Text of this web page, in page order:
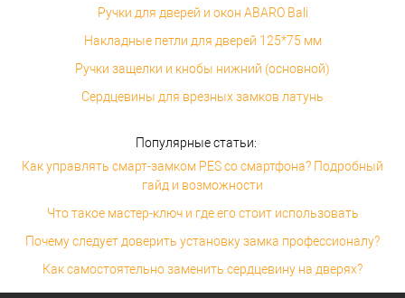
Ручки для дверей и окон ABARO Bali
Накладные петли для дверей 125*75 мм
Ручки защелки и кнобы нижний (основной)
Сердцевины для врезных замков латунь
Популярные статьи:
Как управлять смарт-замком PES со смартфона? Подробный
гайд и возможности
Что такое мастер-ключ и где его стоит использовать
Почему следует доверить установку замка профессионалу?
Как самостоятельно заменить сердцевину на дверях?